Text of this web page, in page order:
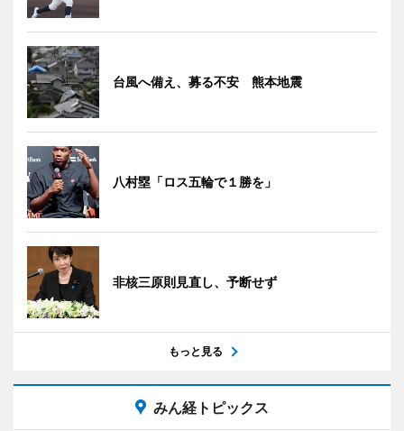
台風へ備え、募る不安 熊本地震
八村塁「ロス五輪で１勝を」
非核三原則見直し、予断せず
もっと見る
みん経トピックス